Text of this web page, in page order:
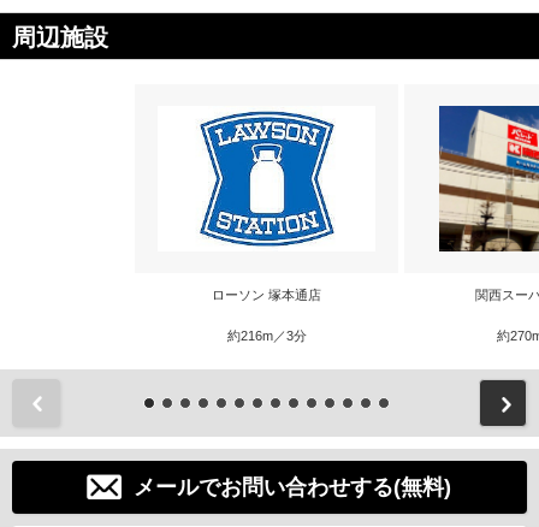
周辺施設
ローソン 塚本通店
約216m／3分
関西スー
約
メールでお問い合わせする(無料)